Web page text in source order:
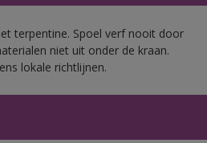
terpentine. Spoel verf nooit door
niet uit onder de kraan.
lokale richtlijnen.